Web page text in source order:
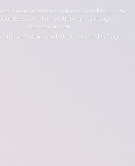
Preise verstehen sich inklusive MwSt. - für
sowie Immobilienvermarktungs
- Verwendungen.
Image Nutzungen bitte im Vorfeld erfragen.